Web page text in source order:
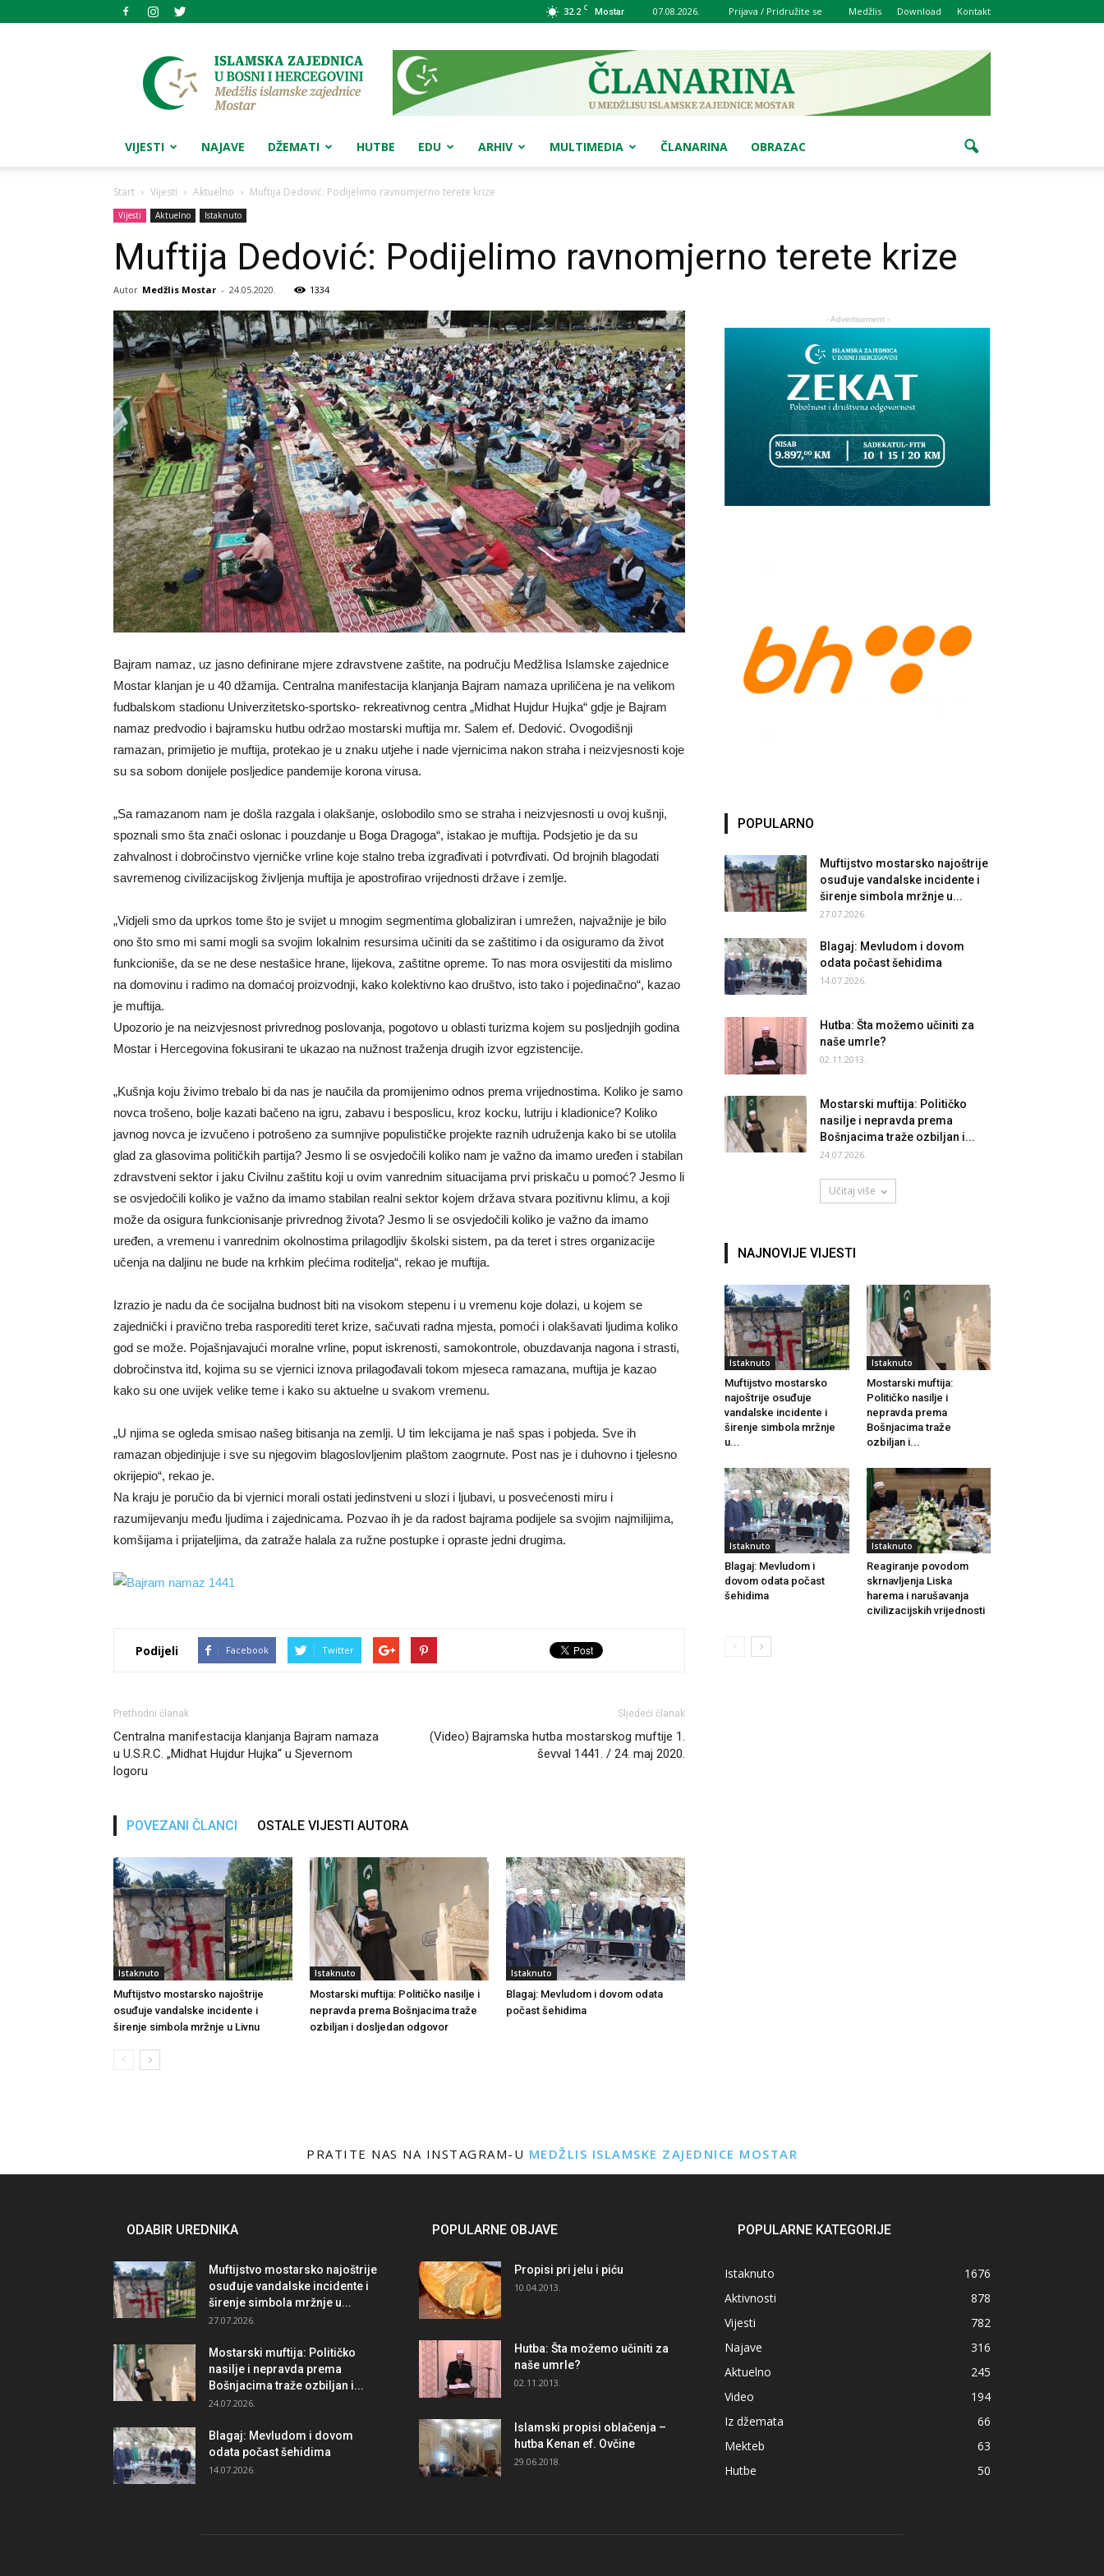
32.2 C Mostar 07.08.2026. Prijava / Pridružite se Medžlis Download Kontakt
Medžlis
islamske
zajednice
Mostar
VIJESTI NAJAVE DŽEMATI HUTBE EDU ARHIV MULTIMEDIA ČLANARINA OBRAZAC
Start Vijesti Aktuelno Muftija Dedović: Podijelimo ravnomjerno terete krize
Vijesti Aktuelno Istaknuto
Muftija Dedović: Podijelimo ravnomjerno terete krize
Autor Medžlis Mostar - 24.05.2020. 1334
Bajram namaz, uz jasno definirane mjere zdravstvene zaštite, na području Medžlisa Islamske zajednice
Mostar klanjan je u 40 džamija. Centralna manifestacija klanjanja Bajram namaza upriličena je na velikom
fudbalskom stadionu Univerzitetsko-sportsko- rekreativnog centra „Midhat Hujdur Hujka“ gdje je Bajram
namaz predvodio i bajramsku hutbu održao mostarski muftija mr. Salem ef. Dedović. Ovogodišnji
ramazan, primijetio je muftija, protekao je u znaku utjehe i nade vjernicima nakon straha i neizvjesnosti koje
su sa sobom donijele posljedice pandemije korona virusa.
„Sa ramazanom nam je došla razgala i olakšanje, oslobodilo smo se straha i neizvjesnosti u ovoj kušnji,
spoznali smo šta znači oslonac i pouzdanje u Boga Dragoga“, istakao je muftija. Podsjetio je da su
zahvalnost i dobročinstvo vjerničke vrline koje stalno treba izgrađivati i potvrđivati. Od brojnih blagodati
savremenog civilizacijskog življenja muftija je apostrofirao vrijednosti države i zemlje.
„Vidjeli smo da uprkos tome što je svijet u mnogim segmentima globaliziran i umrežen, najvažnije je bilo
ono što smo mi sami mogli sa svojim lokalnim resursima učiniti da se zaštitimo i da osiguramo da život
funkcioniše, da se ne dese nestašice hrane, lijekova, zaštitne opreme. To nas mora osvijestiti da mislimo
na domovinu i radimo na domaćoj proizvodnji, kako kolektivno kao društvo, isto tako i pojedinačno“, kazao
je muftija.
Upozorio je na neizvjesnost privrednog poslovanja, pogotovo u oblasti turizma kojem su posljednjih godina
Mostar i Hercegovina fokusirani te ukazao na nužnost traženja drugih izvor egzistencije.
„Kušnja koju živimo trebalo bi da nas je naučila da promijenimo odnos prema vrijednostima. Koliko je samo
novca trošeno, bolje kazati bačeno na igru, zabavu i besposlicu, kroz kocku, lutriju i kladionice? Koliko
javnog novca je izvučeno i potrošeno za sumnjive populističke projekte raznih udruženja kako bi se utolila
glad za glasovima političkih partija? Jesmo li se osvjedočili koliko nam je važno da imamo uređen i stabilan
zdravstveni sektor i jaku Civilnu zaštitu koji u ovim vanrednim situacijama prvi priskaču u pomoć? Jesmo li
se osvjedočili koliko je važno da imamo stabilan realni sektor kojem država stvara pozitivnu klimu, a koji
može da osigura funkcionisanje privrednog života? Jesmo li se osvjedočili koliko je važno da imamo
uređen, a vremenu i vanrednim okolnostima prilagodljiv školski sistem, pa da teret i stres organizacije
učenja na daljinu ne bude na krhkim plećima roditelja“, rekao je muftija.
Izrazio je nadu da će socijalna budnost biti na visokom stepenu i u vremenu koje dolazi, u kojem se
zajednički i pravično treba rasporediti teret krize, sačuvati radna mjesta, pomoći i olakšavati ljudima koliko
god se može. Pojašnjavajući moralne vrline, poput iskrenosti, samokontrole, obuzdavanja nagona i strasti,
dobročinstva itd, kojima su se vjernici iznova prilagođavali tokom mjeseca ramazana, muftija je kazao
kako su one uvijek velike teme i kako su aktuelne u svakom vremenu.
„U njima se ogleda smisao našeg bitisanja na zemlji. U tim lekcijama je naš spas i pobjeda. Sve ih
ramazan objedinjuje i sve su njegovim blagoslovljenim plaštom zaogrnute. Post nas je i duhovno i tjelesno
okrijepio“, rekao je.
Na kraju je poručio da bi vjernici morali ostati jedinstveni u slozi i ljubavi, u posvećenosti miru i
razumijevanju među ljudima i zajednicama. Pozvao ih je da radost bajrama podijele sa svojim najmilijima,
komšijama i prijateljima, da zatraže halala za ružne postupke i opraste jedni drugima.
Podijeli Facebook Twitter
Prethodni članak
Centralna manifestacija klanjanja Bajram namaza
u U.S.R.C. „Midhat Hujdur Hujka“ u Sjevernom
logoru
Sljedeći članak
(Video) Bajramska hutba mostarskog muftije 1.
ševval 1441. / 24. maj 2020.
POVEZANI ČLANCI OSTALE VIJESTI AUTORA
Istaknuto
Muftijstvo mostarsko najoštrije
osuđuje vandalske incidente i
širenje simbola mržnje u Livnu
Istaknuto
Mostarski muftija: Političko nasilje i
nepravda prema Bošnjacima traže
ozbiljan i dosljedan odgovor
Istaknuto
Blagaj: Mevludom i dovom odata
počast šehidima
- Advertisement -
POPULARNO
Muftijstvo mostarsko najoštrije
osuđuje vandalske incidente i
širenje simbola mržnje u...
27.07.2026.
Blagaj: Mevludom i dovom
odata počast šehidima
14.07.2026.
Hutba: Šta možemo učiniti za
naše umrle?
02.11.2013.
Mostarski muftija: Političko
nasilje i nepravda prema
Bošnjacima traže ozbiljan i...
24.07.2026.
Učitaj više
NAJNOVIJE VIJESTI
Istaknuto
Muftijstvo mostarsko
najoštrije osuđuje
vandalske incidente i
širenje simbola mržnje
u...
Istaknuto
Mostarski muftija:
Političko nasilje i
nepravda prema
Bošnjacima traže
ozbiljan i...
Istaknuto
Blagaj: Mevludom i
dovom odata počast
šehidima
Istaknuto
Reagiranje povodom
skrnavljenja Liska
harema i narušavanja
civilizacijskih vrijednosti
PRATITE NAS NA INSTAGRAM-U MEDŽLIS ISLAMSKE ZAJEDNICE MOSTAR
ODABIR UREDNIKA
Muftijstvo mostarsko najoštrije
osuđuje vandalske incidente i
širenje simbola mržnje u...
27.07.2026.
Mostarski muftija: Političko
nasilje i nepravda prema
Bošnjacima traže ozbiljan i...
24.07.2026.
Blagaj: Mevludom i dovom
odata počast šehidima
14.07.2026.
POPULARNE OBJAVE
Propisi pri jelu i piću
10.04.2013.
Hutba: Šta možemo učiniti za
naše umrle?
02.11.2013.
Islamski propisi oblačenja –
hutba Kenan ef. Ovčine
29.06.2018.
POPULARNE KATEGORIJE
Istaknuto
1676
Aktivnosti
878
Vijesti
782
Najave
316
Aktuelno
245
Video
194
Iz džemata
66
Mekteb
63
Hutbe
50